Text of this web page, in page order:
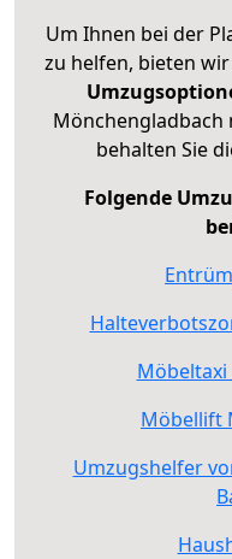
Um Ihnen bei der
zu helfen, bieten
Mönchengladbach
behalten Sie
Folgende
Möbellift
Umzugshelfer